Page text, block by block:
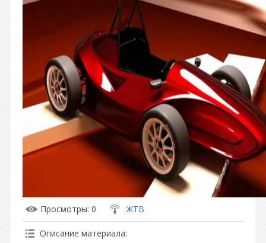
Просмотры: 0 ЖТВ
Описание материала: